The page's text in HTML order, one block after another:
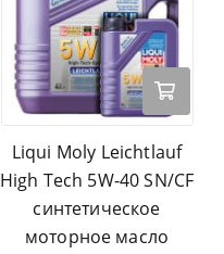
Liqui Moly Leichtlauf
High Tech 5W-40 SN/CF
синтетическое
моторное масло